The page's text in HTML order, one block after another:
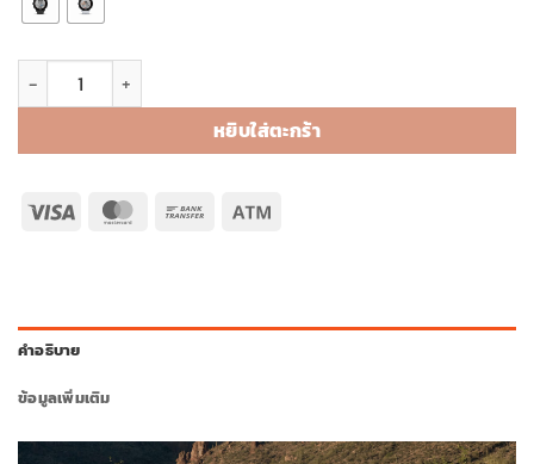
จำนวน Garmin Forerunner 955 Solar ชิ้น
หยิบใส่ตะกร้า
Visa MasterCard
Bank
คำอธิบาย
ข้อมูลเพิ่มเติม